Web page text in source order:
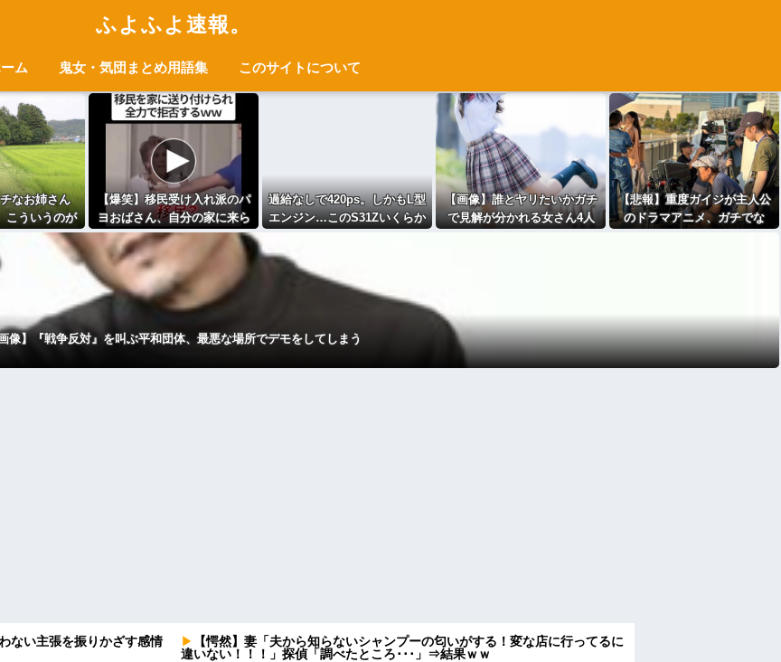
ふよふよ速報。
ム 鬼女・気団まとめ用語集 このサイトについて
なお姉さん
こういうのが
ょ…？」
【爆笑】移民受け入れ派のパ
ヨおばさん、自分の家に来ら
れたら全力で拒否るｗｗｗｗ
ｗｗｗｗｗｗ
過給なしで420ps。しかもL型
エンジン…このS31Zいくらか
【画像】誰とヤリたいかガチ
で見解が分かれる女さん4人
【悲報】重度ガイジが主人公
のドラマアニメ、ガチでな
像】『戦争反対』を叫ぶ平和団体、最悪な場所でデモをしてしまう
ない主張を振りかざす感情
【愕然】妻「夫から知らないシャンプーの匂いがする！変な店に行ってるに
違いない！！！」探偵「調べたところ･･･」⇒結果ｗｗ